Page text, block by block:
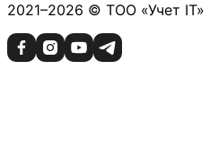
2021–2026 © ТОО «Учет IT» |